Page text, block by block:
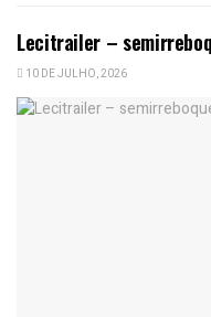
Lecitrailer –
10 DE JULHO, 2026